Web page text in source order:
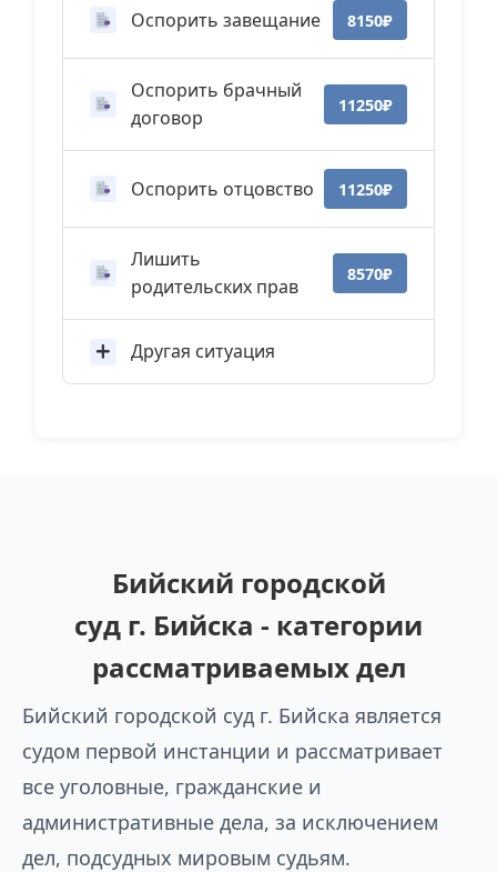
Оспорить завещание 8150₽
Оспорить брачный
договор
11250₽
Оспорить отцовство 11250₽
Лишить
родительских прав
8570₽
Другая ситуация
Бийский городской
суд г. Бийска - категории
рассматриваемых дел
Бийский городской суд г. Бийска является
судом первой инстанции и рассматривает
все уголовные, гражданские и
административные дела, за исключением
дел, подсудных мировым судьям.